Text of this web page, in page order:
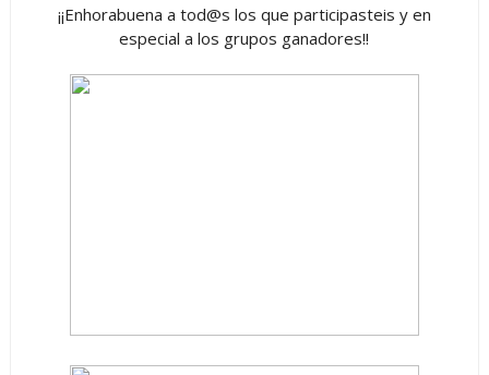
¡¡Enhorabuena a tod@s los que participasteis y en
especial a los grupos ganadores!!